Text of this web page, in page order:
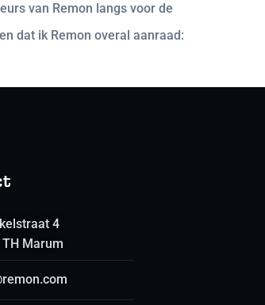
van Remon langs voor de
dat ik Remon overal aanraad:
4
Marum